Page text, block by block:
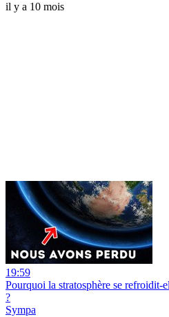
il y a 10 mois
19:59
Pourquoi la stratosphère se refroidit-
?
Sympa